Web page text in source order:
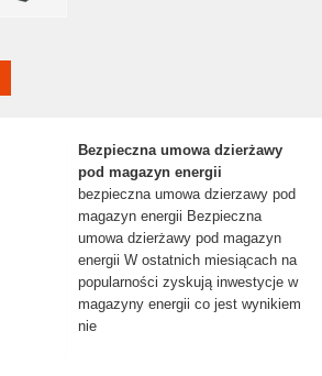
Bezpieczna umowa dzierżawy
pod magazyn energii
bezpieczna umowa dzierzawy pod
magazyn energii Bezpieczna
umowa dzierżawy pod magazyn
energii W ostatnich miesiącach na
popularności zyskują inwestycje w
magazyny energii co jest wynikiem
nie